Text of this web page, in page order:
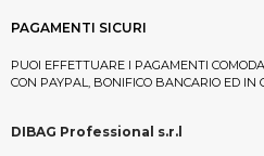
PAGAMENTI SICURI
PUOI EFFETTUARE I PAGAMENTI
CON PAYPAL, BONIFICO BANCARIO ED IN
DIBAG Professional s.r.l